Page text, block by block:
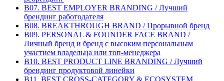
B07. BEST EMPLOYER BRANDING / Лучший
брендинг работодателя
B08. BREAKTHROUGH BRAND / Прорывной бренд
B09. PERSONAL & FOUNDER FACE BRAND /
Личный бренд и бренд с высоким персональным
участием владельца или топ-менеджера
B10. BEST PRODUCT LINE BRANDING / Лучший
брендинг продуктовой линейки
B11. BEST CROSS-CATEGORY & ECOSYSTEM